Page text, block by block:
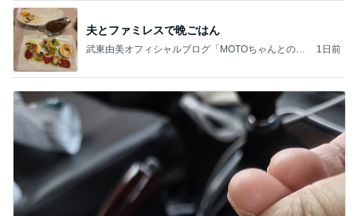
夫とファミレスで晩ごはん
武東由美オフィシャルブログ「MOTOちゃんとのは
1日前